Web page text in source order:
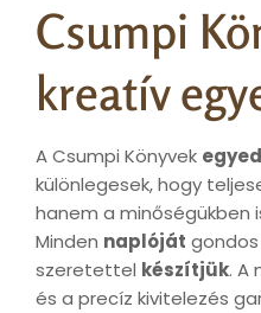
Csumpi
kreatív
A Csumpi Könyvek
különlegesek, hogy
hanem a minőségükben
Minden naplóját
szeretettel készítjük. A
és a precíz kivitelezés